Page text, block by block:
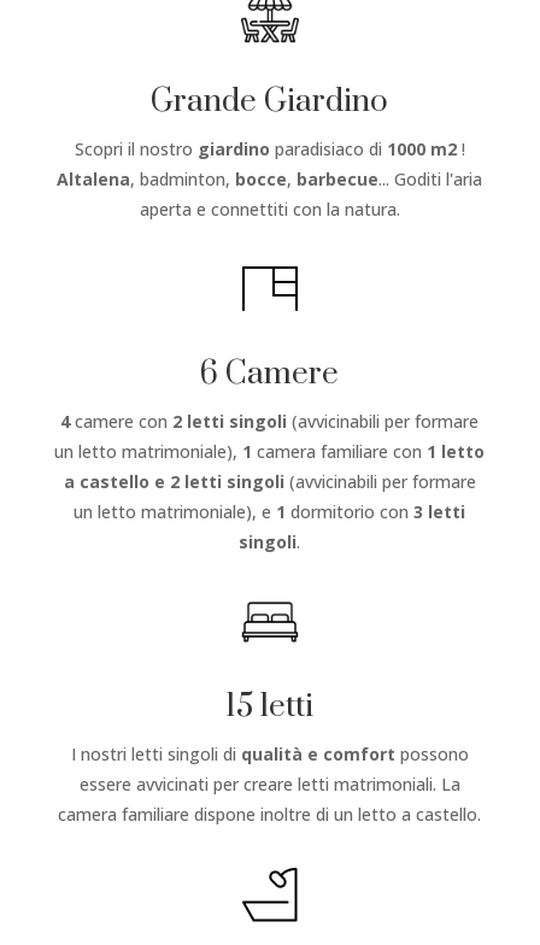
Grande Giardino
Scopri il nostro giardino paradisiaco di 1000 m2!
Altalena, badminton, bocce, barbecue... Goditi l'aria
aperta e connettiti con la natura.
6 Camere
4camere con 2 letti singoli (avvicinabili per formare
un letto matrimoniale), 1 camera familiare con 1 letto
a castello e 2 letti singoli (avvicinabili per formare
un letto matrimoniale), e 1 dormitorio con3 letti
singoli.
15 letti
I nostri letti singoli di qualità e comfort possono
essere avvicinati per creare letti matrimoniali. La
camera familiare dispone inoltre di un letto a castello.